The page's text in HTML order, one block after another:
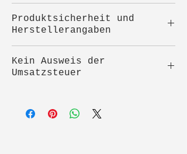
Nach dem Kauf bitte das
Zähnchen sorgfältig
Versand nicht bricht.
*Schmuckschachtel
*Zündholzschachtel
Produktsicherheit und
Herstellerangaben
Alexandra Steinberger
Österreich
Kein Ausweis der
Umsatzsteuer
Umsatzsteuer